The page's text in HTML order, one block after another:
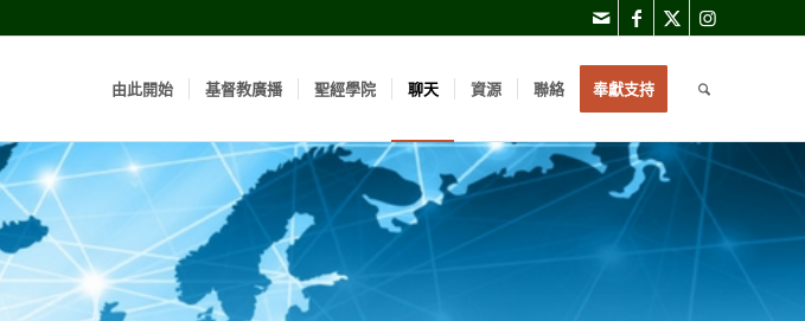
由此開始 基督教廣播 聖經學院 聊天 資源 聯絡 奉獻支持